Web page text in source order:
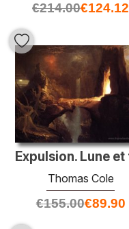
€214.00€124.12
Thomas Cole
€155.00€89.90